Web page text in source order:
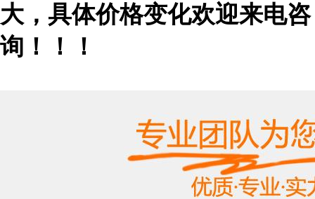
大，具体价格变化欢迎来电咨
询！！！